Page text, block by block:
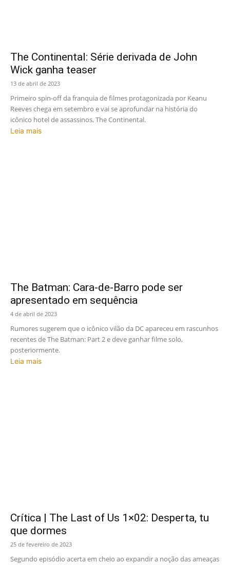
The Continental: Série derivada de John
Wick ganha teaser
13 de abril de 2023
Primeiro spin-off da franquia de filmes protagonizada por Keanu
Reeves chega em setembro e vai se aprofundar na história do
icônico hotel de assassinos, The Continental.
Leia mais
The Batman: Cara-de-Barro pode ser
apresentado em sequência
4 de abril de 2023
Rumores sugerem que o icônico vilão da DC apareceu em rascunhos
recentes de The Batman: Part 2 e deve ganhar filme solo,
posteriormente.
Leia mais
Crítica | The Last of Us 1×02: Desperta, tu
que dormes
25 de fevereiro de 2023
Segundo episódio acerta em cheio ao expandir a noção das ameaças